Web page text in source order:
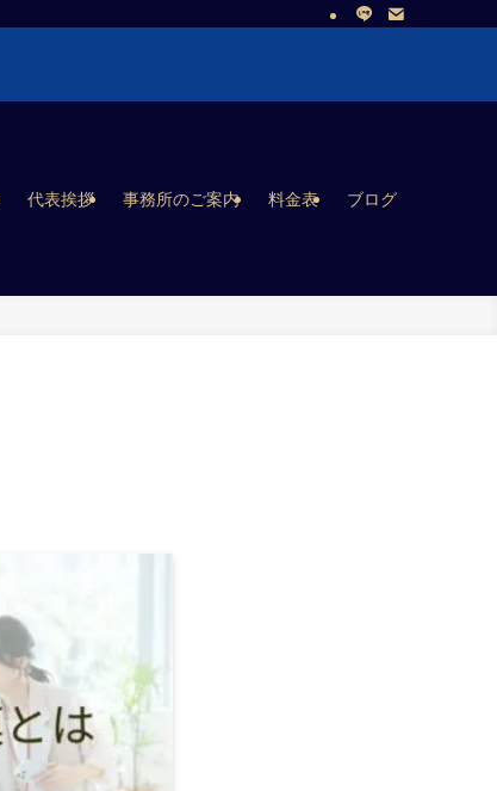
代表挨拶 事務所のご案内 料金表 ブログ